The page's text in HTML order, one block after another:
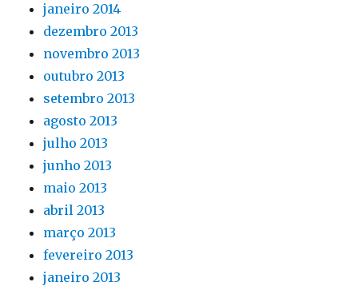
janeiro 2014
dezembro 2013
novembro 2013
outubro 2013
setembro 2013
agosto 2013
julho 2013
junho 2013
maio 2013
abril 2013
março 2013
fevereiro 2013
janeiro 2013